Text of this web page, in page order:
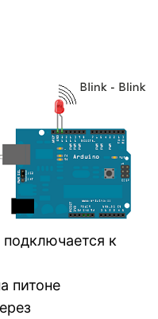
к
питоне